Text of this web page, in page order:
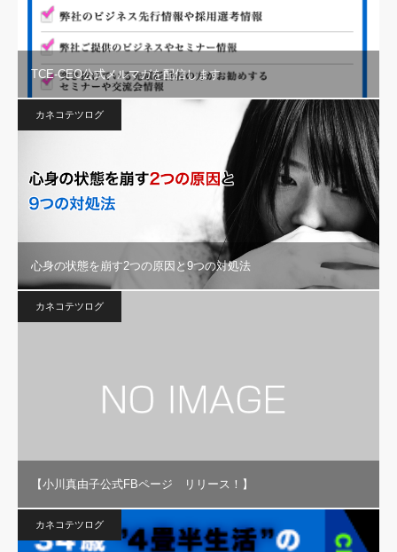
TCE-CEO公式メルマガを配信します
カネコテツログ
心身の状態を崩す2つの原因と9つの対処法
カネコテツログ
【小川真由子公式FBページ リリース！】
カネコテツログ